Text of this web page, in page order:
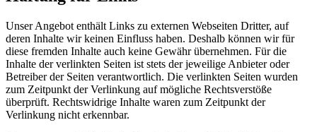
Unser Angebot enthält Links zu externen Webseiten Dritter, auf
deren Inhalte wir keinen Einfluss haben. Deshalb können wir für
diese fremden Inhalte auch keine Gewähr übernehmen. Für die
Inhalte der verlinkten Seiten ist stets der jeweilige Anbieter oder
Betreiber der Seiten verantwortlich. Die verlinkten Seiten wurden
zum Zeitpunkt der Verlinkung auf mögliche Rechtsverstöße
überprüft. Rechtswidrige Inhalte waren zum Zeitpunkt der
Verlinkung nicht erkennbar.